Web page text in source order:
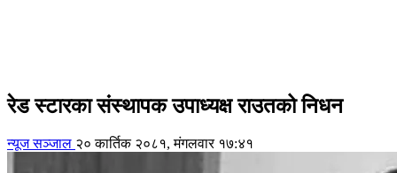
रेड स्टारका संस्थापक उपाध्यक्ष राउतको निधन
न्यूज सञ्जाल २० कार्तिक २०८१, मंगलवार १७:४१